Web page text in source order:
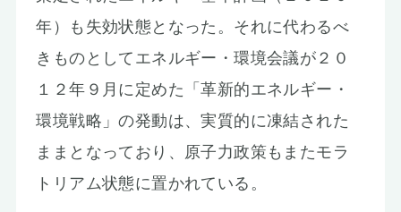
年）も失効状態となった。それに代わるべ
きものとしてエネルギー・環境会議が２０
１２年９月に定めた「革新的エネルギー・
環境戦略」の発動は、実質的に凍結された
ままとなっており、原子力政策もまたモラ
トリアム状態に置かれている。